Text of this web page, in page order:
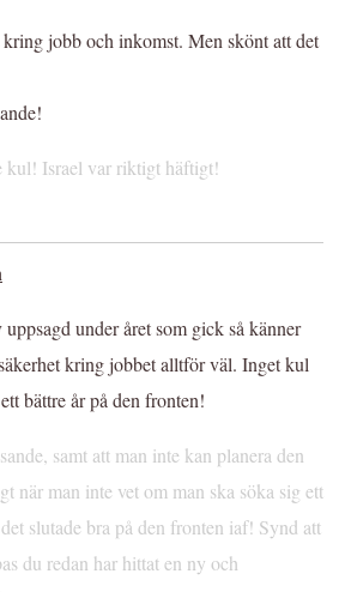
jobb och inkomst. Men skönt att det
kul! Israel var riktigt häftigt!
under året som gick så känner
kring jobbet alltför väl. Inget kul
bättre år på den fronten!
samt att man inte kan planera den
när man inte vet om man ska söka sig ett
slutade bra på den fronten iaf! Synd att
du redan har hittat en ny och